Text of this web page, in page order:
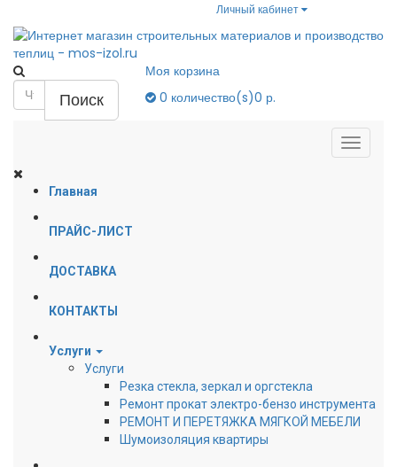
Личный кабинет
Поиск
Моя корзина
0 количество(s)0 р.
Главная
ПРАЙС-ЛИСТ
ДОСТАВКА
КОНТАКТЫ
Услуги
Услуги
Резка стекла, зеркал и оргстекла
Ремонт прокат электро-бензо инструмента
РЕМОНТ И ПЕРЕТЯЖКА МЯГКОЙ МЕБЕЛИ
Шумоизоляция квартиры